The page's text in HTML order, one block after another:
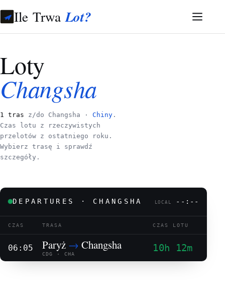
Ile TrwaLot?
Loty
Changsha
1 tras z/do Changsha · Chiny .
Czas lotu z rzeczywistych
przelotów z ostatniego roku.
Wybierz trasę i sprawdź
szczegóły.
DEPARTURES · CHANGSHA LOCAL --:--
CZAS TRASA CZAS LOTU
06:05 Paryż → Changsha
CDG · CHA
10h 12m